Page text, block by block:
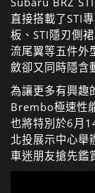
直接搭載了STI
板、STI隱刃側
流尾翼等五件外
斂卻又同時隱含
為讓更多有興趣
Brembo極速性
也將特別於6月
北投展示中心舉
車迷朋友搶先鑑